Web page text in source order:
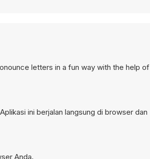
letters in a fun way with the help of
ini berjalan langsung di browser dan
Anda.